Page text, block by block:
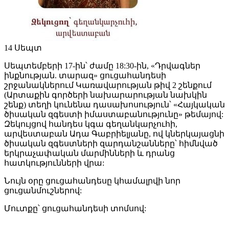
14 Սեպտ
Սեպտեմբերի 17-ին՝ ժամը 18:30-ին, «Դրվագներ
ինքնության. տարազ» ցուցահանդեսի
շրջանակներում Կառավարության թիվ 2 շենքում
(Արտաքին գործերի նախարարության նախկին
շենք) տեղի կունենա դասախոսություն՝ «Հայկական
ծիսական զգեստի իմաստաբանությունը» թեմայով:
Զեկույցով հանդես կգա գեղանկարչուհի,
արվեստաբան Ադա Գաբրիելյանը, ով կներկայացնի
ծիսական զգեստների զարդանշանները՝ հիմնված
երկրաչափական մարմինների և դրանց
հատկությունների վրա:
Նույն օրը ցուցահանդեսը կհամալրվի նոր
ցուցանմուշներով:
Մուտքը՝ ցուցահանդեսի տոմսով: